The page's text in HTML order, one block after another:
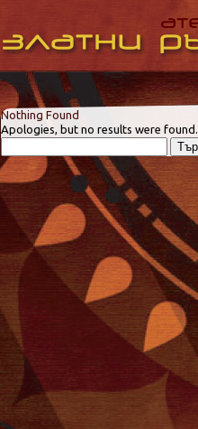
Nothing Found
Apologies, but no results were
за: